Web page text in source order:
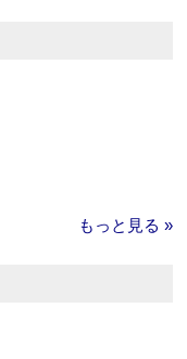
もっと見る »